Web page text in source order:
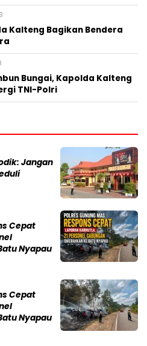
Kalteng Bagikan Bendera
Bungai, Kapolda Kalteng
TNI-Polri
Jangan
Cepat
Nyapau
Cepat
Nyapau